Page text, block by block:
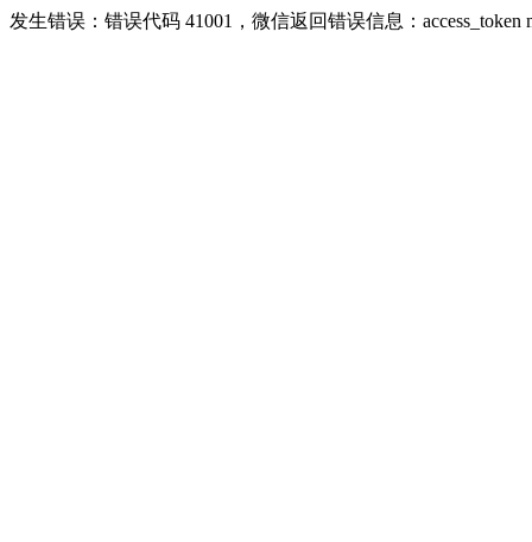
发生错误：错误代码 41001，微信返回错误信息：access_token